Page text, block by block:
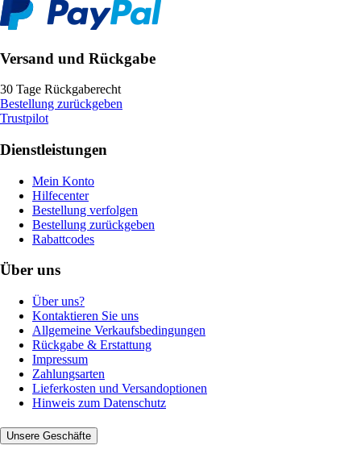
Versand und Rückgabe
30 Tage Rückgaberecht
Bestellung zurückgeben
Trustpilot
Dienstleistungen
Mein Konto
Hilfecenter
Bestellung verfolgen
Bestellung zurückgeben
Rabattcodes
Über uns
Über uns?
Kontaktieren Sie uns
Allgemeine Verkaufsbedingungen
Rückgabe & Erstattung
Impressum
Zahlungsarten
Lieferkosten und Versandoptionen
Hinweis zum Datenschutz
Unsere Geschäfte